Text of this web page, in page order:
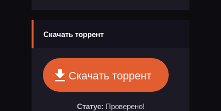
Скачать торрент
Скачать торрент
Статус: Проверено!